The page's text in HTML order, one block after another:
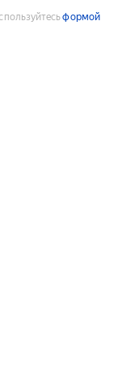
формой